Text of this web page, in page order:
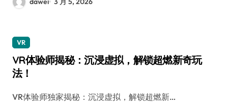
VR
VR体验师揭秘：沉浸虚拟，解锁超燃新奇玩
法！
VR体验师独家揭秘：沉浸虚拟，解锁超燃新…